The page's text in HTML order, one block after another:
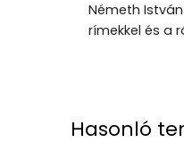
Németh
rímekkel és a
Hasonló